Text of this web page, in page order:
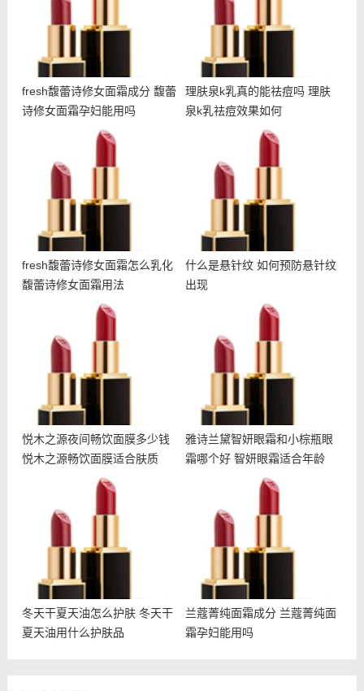
fresh馥蕾诗修女面霜成分 馥蕾
诗修女面霜孕妇能用吗
理肤泉k乳真的能祛痘吗 理肤
泉k乳祛痘效果如何
fresh馥蕾诗修女面霜怎么
fresh馥蕾诗修女面霜怎么乳化
馥蕾诗修女面霜用法
什么是悬针纹 如何预防悬
什么是悬针纹 如何预防悬针纹
出现
悦木之源夜间畅饮面膜多少
悦木之源夜间畅饮面膜多少钱
悦木之源畅饮面膜适合肤质
雅诗兰黛智妍眼霜和小棕瓶
雅诗兰黛智妍眼霜和小棕瓶眼
霜哪个好 智妍眼霜适合年龄
冬天干夏天油怎么护肤 冬
冬天干夏天油怎么护肤 冬天干
夏天油用什么护肤品
兰蔻菁纯面霜成分 兰蔻菁
兰蔻菁纯面霜成分 兰蔻菁纯面
霜孕妇能用吗